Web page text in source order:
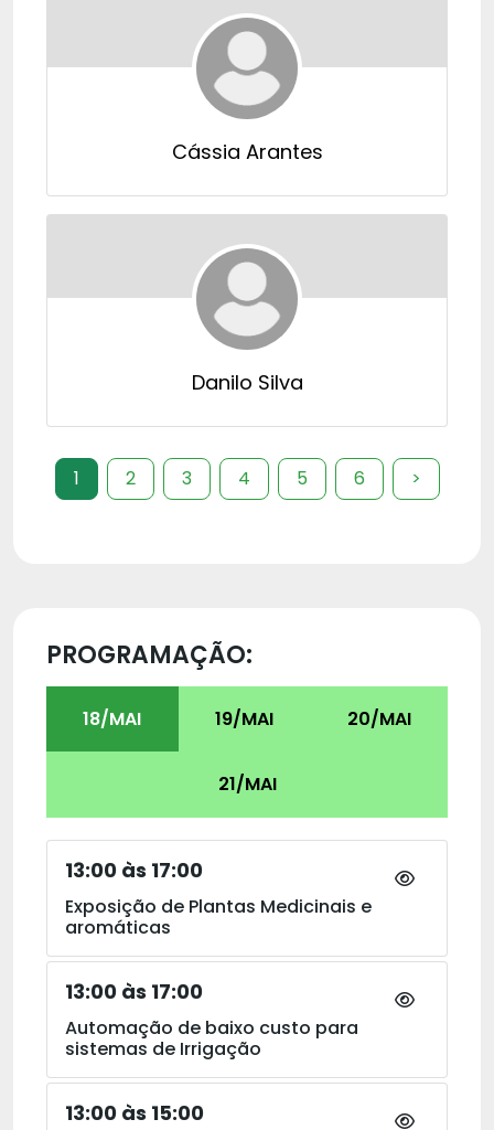
Cássia Arantes
Danilo Silva
1 2 3 4 5 6 >
PROGRAMAÇÃO:
18/MAI 19/MAI 20/MAI
21/MAI
13:00 às 17:00
Exposição de Plantas Medicinais e
aromáticas
13:00 às 17:00
Automação de baixo custo para
sistemas de Irrigação
13:00 às 15:00